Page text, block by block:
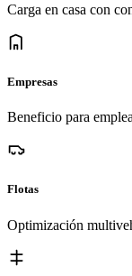
Carga en casa con
Empresas
Beneficio para
Flotas
Optimización